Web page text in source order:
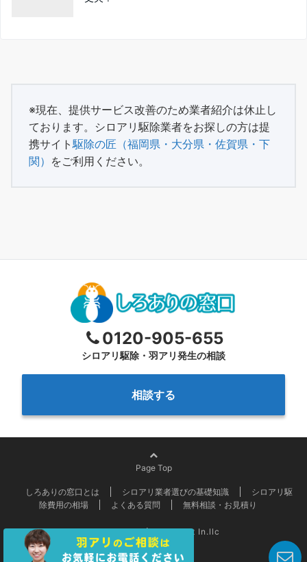
※現在、提供サービス改善のため業者紹介は休止し
ております。シロアリ駆除業者をお探しの方は提
携サイト 駆除の匠（福岡県・大分県・佐賀県・下
関） をご利用ください。
0120-905-655
シロアリ駆除・羽アリ発生の相談
相談する
Page Top
しろありの窓口とは シロアリ業者選びの基礎知識
シロアリ駆
除費用の相場
よくある質問 無料相談・お見積り
©しろありの窓口 Market In.llc